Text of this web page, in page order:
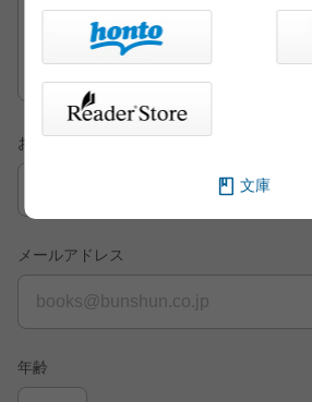
お名前
メールアドレス
年齢
文庫